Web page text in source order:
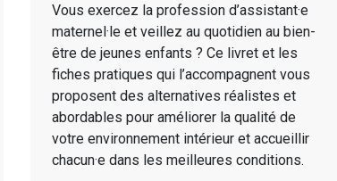
Vous exercez la profession d’assistant·e
maternel·le et veillez au quotidien au bien-
être de jeunes enfants ? Ce livret et les
fiches pratiques qui l’accompagnent vous
proposent des alternatives réalistes et
abordables pour améliorer la qualité de
votre environnement intérieur et accueillir
chacun·e dans les meilleures conditions.